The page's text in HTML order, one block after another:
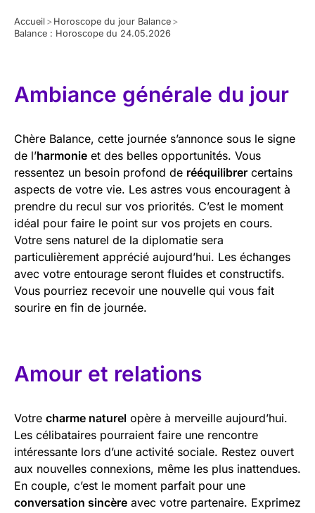
Accueil > Horoscope du jour Balance >
Balance : Horoscope du 24.05.2026
Ambiance générale du jour
Chère Balance, cette journée s’annonce sous le signe
de l’harmonie et des belles opportunités. Vous
ressentez un besoin profond de rééquilibrer certains
aspects de votre vie. Les astres vous encouragent à
prendre du recul sur vos priorités. C’est le moment
idéal pour faire le point sur vos projets en cours.
Votre sens naturel de la diplomatie sera
particulièrement apprécié aujourd’hui. Les échanges
avec votre entourage seront fluides et constructifs.
Vous pourriez recevoir une nouvelle qui vous fait
sourire en fin de journée.
Amour et relations
Votre charme naturel opère à merveille aujourd’hui.
Les célibataires pourraient faire une rencontre
intéressante lors d’une activité sociale. Restez ouvert
aux nouvelles connexions, même les plus inattendues.
En couple, c’est le moment parfait pour une
conversation sincère avec votre partenaire. Exprimez